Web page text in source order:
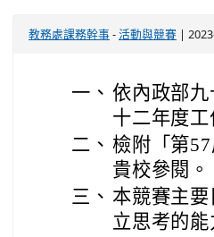
教務處課務幹事 - 活動與競賽 |
一、 依內政部
十二年度工
二、 檢附「第
貴校參閱。
三、 本競賽主
立思考的